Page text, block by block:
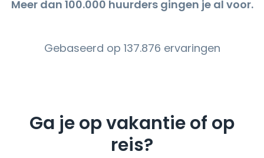
Meer dan 100.000 huurders gingen je al voor.
Gebaseerd op 137.876 ervaringen
Ga je op vakantie of op
reis?